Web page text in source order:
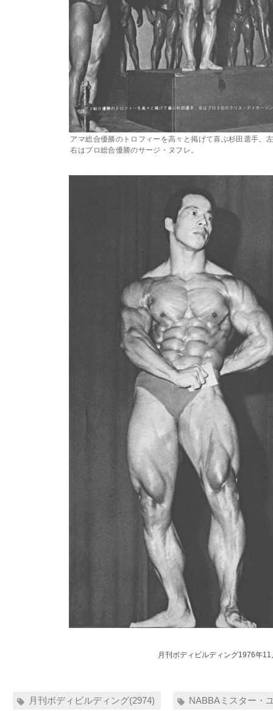
アマ総合優勝のトロフィーを高々と掲げて喜ぶ杉田選手。
右はプロ総合優勝のサージ・ヌフレ。
月刊ボディビルディング1976年11
月刊ボディビルディング(2974) NABBAミスター・